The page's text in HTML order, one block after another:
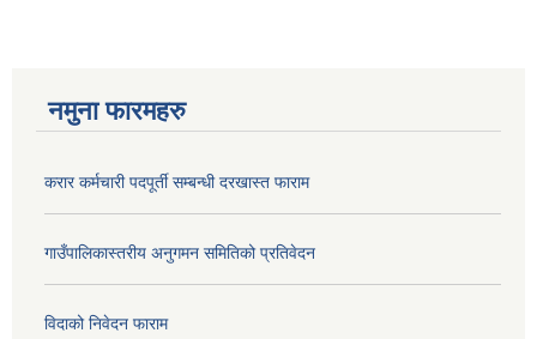
नमुना फारमहरु
करार कर्मचारी पदपूर्ती सम्बन्धी दरखास्त फाराम
गाउँपालिकास्तरीय अनुगमन समितिको प्रतिवेदन
विदाको निवेदन फाराम